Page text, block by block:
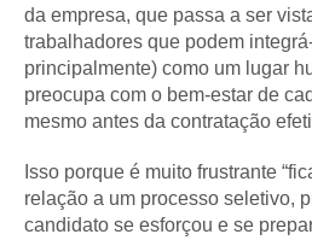
da empresa, que passa a ser
trabalhadores que podem
principalmente) como um lugar
preocupa com o bem-estar de
mesmo antes da contratação
Isso porque é muito frustrante
relação a um processo seletivo,
candidato se esforçou e se